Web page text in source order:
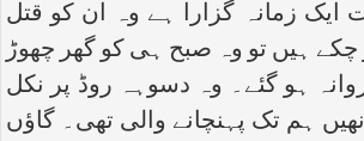
ایک زمانہ گزارا ہے وہ ان کو قتل
چکے ہیں تو وہ صبح ہی کو گھر چھوڑ
ہو گئے۔ وہ دسوہہ روڈ پر نکل
ہم تک پہنچانے والی تھی۔ گاؤں